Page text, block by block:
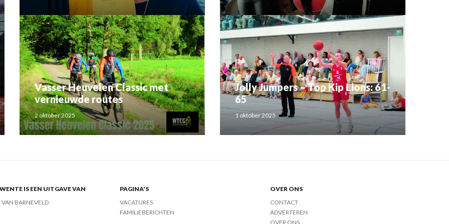
Rahma el Mouden
Vasser Heuvelen Classic met
vernieuwde routes
2 oktober 2025
Jolly Jumpers – Top Kip Lions: 61-
65
1 oktober 2025
IS EEN UITGAVE VAN
VAN BARNEVELD
PAGINA'S
VACATURES
FAMILIEBERICHTEN
OVER ONS
CONTACT
ADVERTEREN
OVER ONS